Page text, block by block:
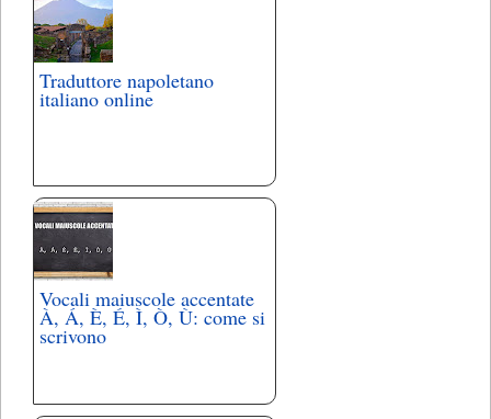
Traduttore napoletano
italiano online
Vocali maiuscole accentate
À, Á, È, É, Ì, Ò, Ù: come si
scrivono